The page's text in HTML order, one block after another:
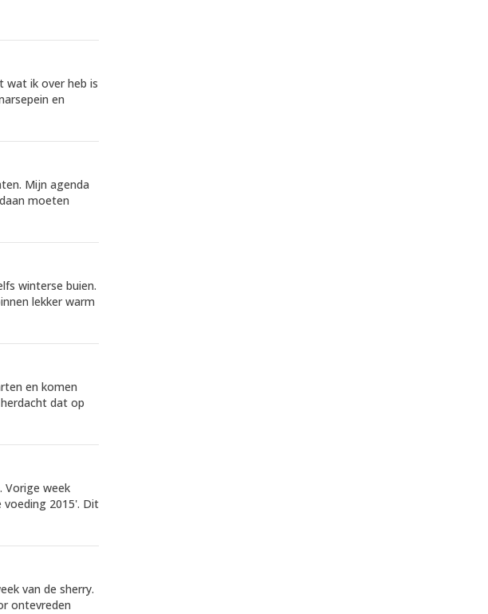
wat ik over heb is
en
Mijn agenda
moeten
winterse buien.
lekker warm
en komen
dat op
Vorige week
voeding 2015'. Dit
van de sherry.
ontevreden